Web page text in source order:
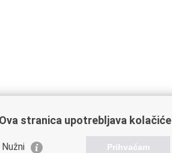
Ova stranica upotrebljava kolačiće
Nužni Prihvaćam